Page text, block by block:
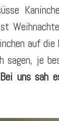
auf die
sagen, je
Bei uns sah